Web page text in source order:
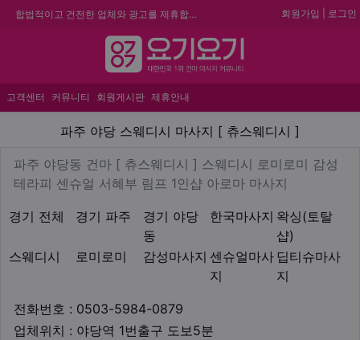
합법적이고 건전한 업체와 광고를 제휴합니다.
★요기요기 설 연휴 휴무 안내★
★ 요기요기 업체회원 안내사항 ★
회원가입 로그인
고객센터 커뮤니티 회원게시판 제휴안내
파주 야당 스웨디시 마사지 [
파주 야당 스웨디시 마사지 [ 츄스웨디시 ]
업체 정보
파주 야당동 건마 [ 츄스웨디
파주 야당동 건마 [ 츄스웨디시 ] 스웨디시 로미로미 감성
테라피 센슈얼 서혜부 림프 1인샵 아로마 마사지
경기 전체 경기 파주
경기 야당
동
지역1 한국마사지 왁싱(토탈
샵)
스웨디시
로미로미 감성마사지 센슈얼마사
지
딥티슈마사
지
테마
전화번호 : 0503-5984-0879
업체위치 : 야당역 1번출구 도보5분